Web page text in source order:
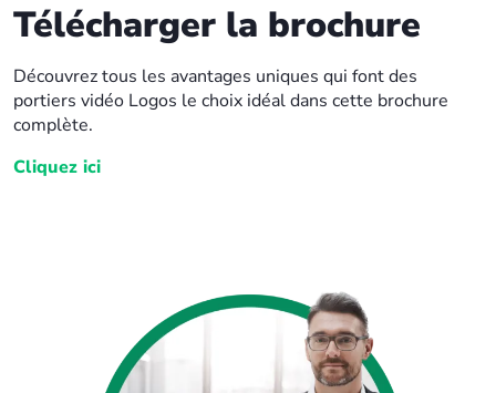
Télécharger la brochure
Découvrez tous les avantages uniques qui font des
portiers vidéo Logos le choix idéal dans cette brochure
complète.
Cliquez ici